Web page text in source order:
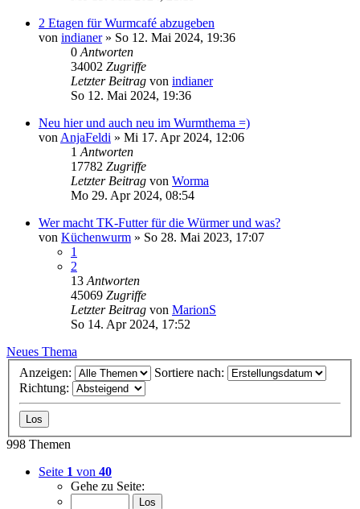
2 Etagen für Wurmcafé abzugeben
von indianer» So 12. Mai 2024, 19:36
0 Antworten
34002 Zugriffe
Letzter Beitrag von indianer
So 12. Mai 2024, 19:36
Neu hier und auch neu im Wurmthema =)
von AnjaFeldi » Mi 17. Apr 2024, 12:06
1 Antworten
17782 Zugriffe
Letzter Beitrag von Worma
Mo 29. Apr 2024, 08:54
Wer macht TK-Futter für die Würmer und was?
von Küchenwurm » So 28. Mai 2023, 17:07
1
2
13 Antworten
45069 Zugriffe
Letzter Beitrag von MarionS
So 14. Apr 2024, 17:52
Neues Thema
Anzeigen:
Sortiere nach:
Richtung:
998 Themen
Seite 1 von 40
Gehe zu Seite: